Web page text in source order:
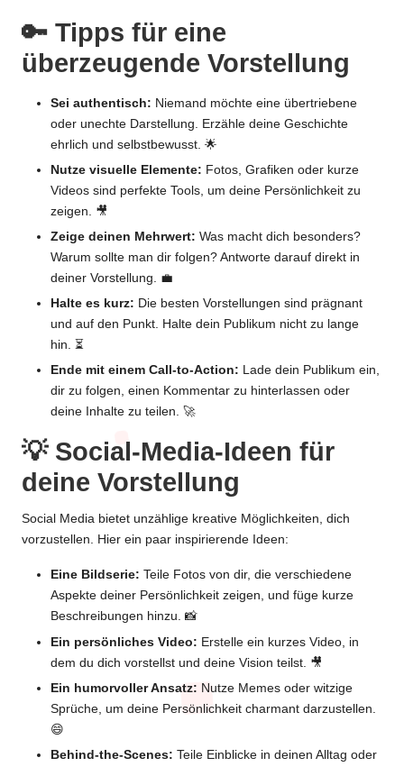
🔑 Tipps für eine
überzeugende Vorstellung
Sei authentisch: Niemand möchte eine übertriebene
oder unechte Darstellung. Erzähle deine Geschichte
ehrlich und selbstbewusst. 🌟
Nutze visuelle Elemente: Fotos, Grafiken oder kurze
Videos sind perfekte Tools, um deine Persönlichkeit zu
zeigen. 🎥
Zeige deinen Mehrwert: Was macht dich besonders?
Warum sollte man dir folgen? Antworte darauf direkt in
deiner Vorstellung. 💼
Halte es kurz: Die besten Vorstellungen sind prägnant
und auf den Punkt. Halte dein Publikum nicht zu lange
hin. ⏳
Ende mit einem Call-to-Action: Lade dein Publikum ein,
dir zu folgen, einen Kommentar zu hinterlassen oder
deine Inhalte zu teilen. 🚀
💡 Social-Media-Ideen für
deine Vorstellung
Social Media bietet unzählige kreative Möglichkeiten, dich
vorzustellen. Hier ein paar inspirierende Ideen:
Eine Bildserie: Teile Fotos von dir, die verschiedene
Aspekte deiner Persönlichkeit zeigen, und füge kurze
Beschreibungen hinzu. 📸
Ein persönliches Video: Erstelle ein kurzes Video, in
dem du dich vorstellst und deine Vision teilst. 🎥
Ein humorvoller Ansatz: Nutze Memes oder witzige
Sprüche, um deine Persönlichkeit charmant darzustellen.
😄
Behind-the-Scenes: Teile Einblicke in deinen Alltag oder